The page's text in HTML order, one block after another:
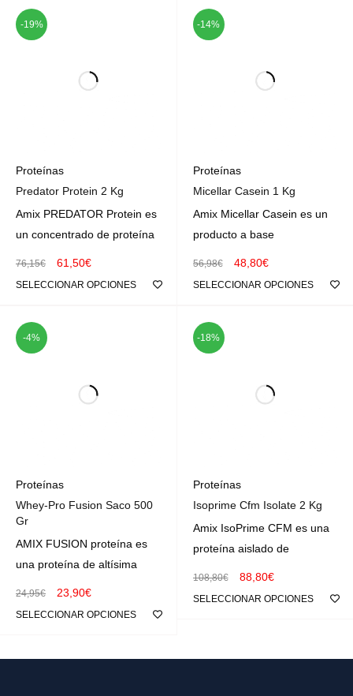
-19%
Proteínas
Predator Protein 2 Kg
Amix PREDATOR Protein es
un concentrado de proteína
76,15€ 61,50€
SELECCIONAR OPCIONES
-14%
Proteínas
Micellar Casein 1 Kg
Amix Micellar Casein es un
producto a base
56,98€ 48,80€
SELECCIONAR OPCIONES
-4%
Proteínas
Whey-Pro Fusion Saco 500
Gr
AMIX FUSION proteína es
una proteína de altísima
24,95€ 23,90€
SELECCIONAR OPCIONES
-18%
Proteínas
Isoprime Cfm Isolate 2 Kg
Amix IsoPrime CFM es una
proteína aislado de
108,80€ 88,80€
SELECCIONAR OPCIONES